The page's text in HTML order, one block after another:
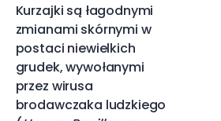
Kurzajki są łagodnymi
zmianami skórnymi w
postaci niewielkich
grudek, wywołanymi
przez wirusa
brodawczaka ludzkiego